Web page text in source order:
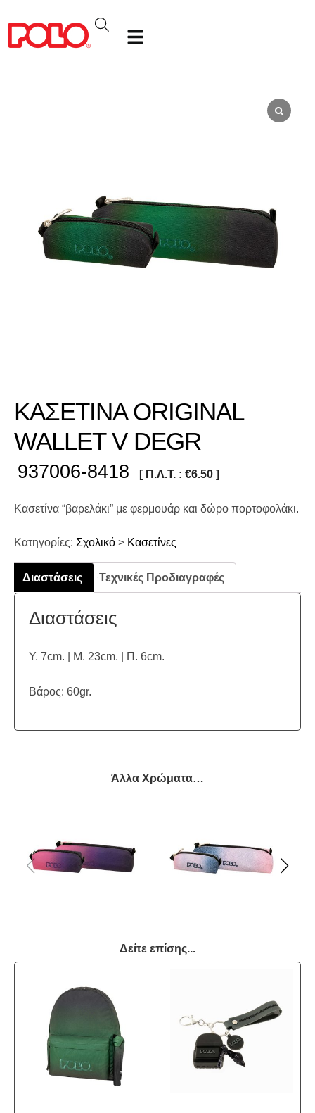
ΚΑΣΕΤΙΝΑ ORIGINAL
WALLET V DEGR
937006-8418 [ Π.Λ.Τ. : €6.50 ]
Κασετίνα “βαρελάκι” με φερμουάρ και δώρο πορτοφολάκι.
Κατηγορίες: Σχολικό > Κασετίνες
Διαστάσεις Τεχνικές Προδιαγραφές
Διαστάσεις
Υ. 7cm. | Μ. 23cm. | Π. 6cm.
Βάρος: 60gr.
Άλλα Χρώματα…
Δείτε επίσης...